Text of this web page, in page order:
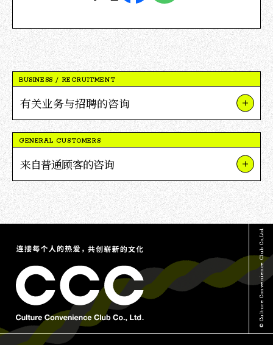
BUSINESS / RECRUITMENT
有关业务与招聘的咨询
关于我们的业务和项目
媒体采访及报道相关咨询
其他咨询
GENERAL CUSTOMERS
来自普通顾客的咨询
关于TSUTAYA
关于茑屋书店
© Culture Convenience Club Co.,Ltd.